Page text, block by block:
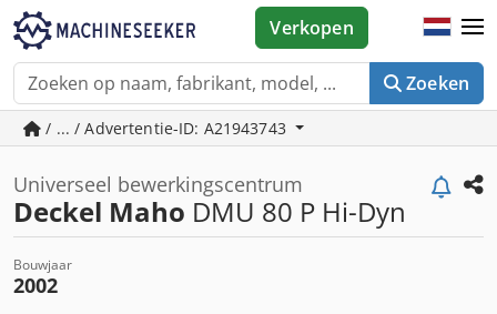
Zoeken
Verkopen
/ ... / Advertentie-ID: A21943743
Universeel bewerkingscentrum
Deckel Maho DMU 80 P Hi-Dyn
Bouwjaar
2002